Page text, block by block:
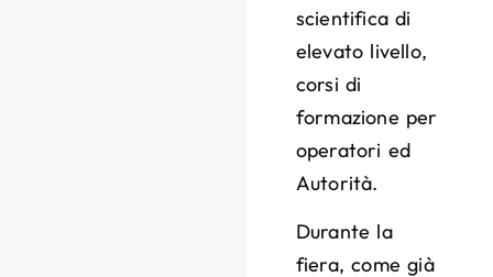
scientifica di
elevato livello,
corsi di
formazione per
operatori ed
Autorità.
Durante la
fiera, come già